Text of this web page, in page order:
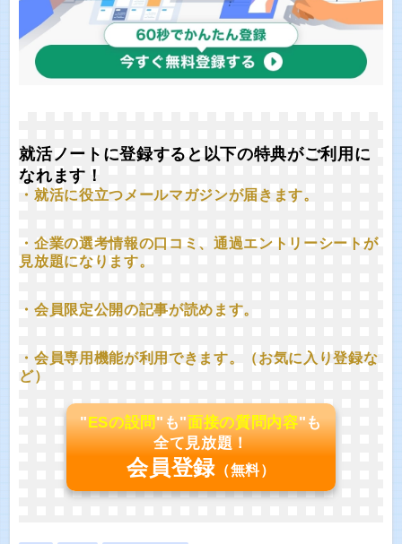
就活ノートに登録すると以下の特典がご利用に
なれます！
・就活に役立つメールマガジンが届きます。
・企業の選考情報の口コミ、通過エントリーシートが
見放題になります。
・会員限定公開の記事が読めます。
・会員専用機能が利用できます。（お気に入り登録な
ど）
"ESの設問"も"面接の質問内容"も
全て見放題！
会員登録 （無料）